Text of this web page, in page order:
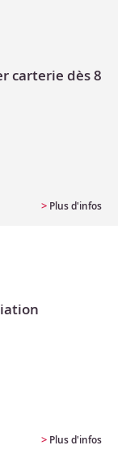
carterie dès 8
> Plus d'infos
> Plus d'infos